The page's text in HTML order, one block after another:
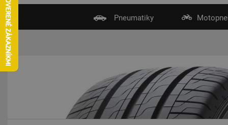
Pneumatiky